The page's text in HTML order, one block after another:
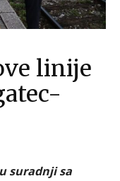
linije
suradnji sa